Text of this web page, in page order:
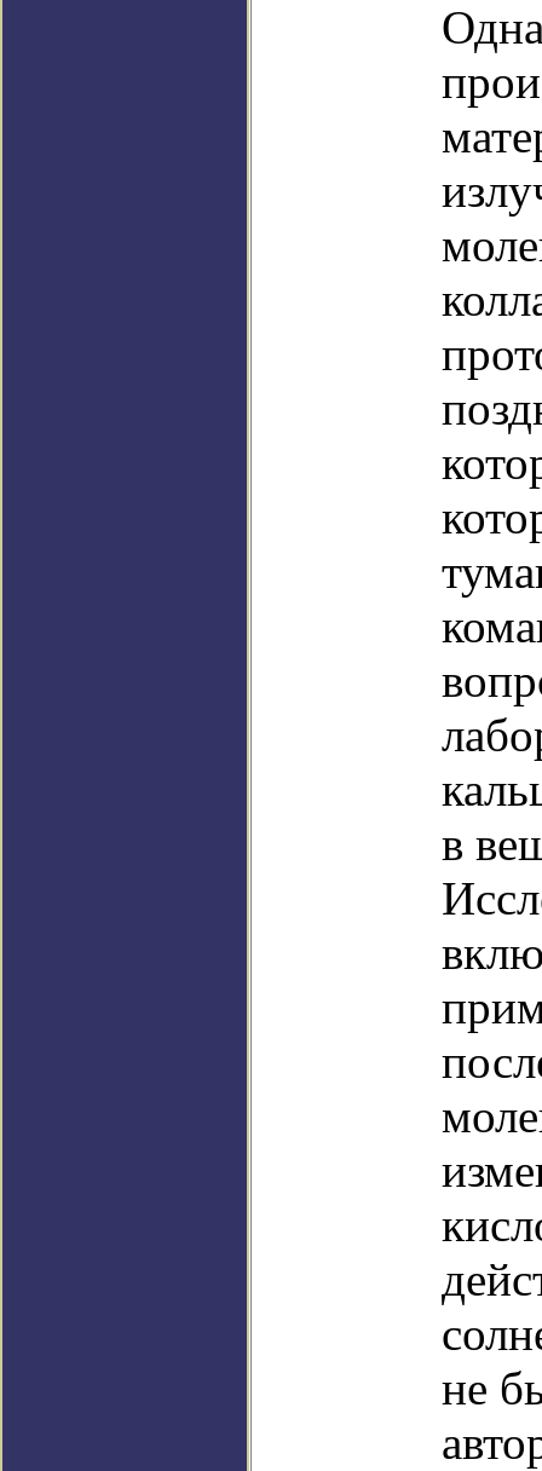
в
не